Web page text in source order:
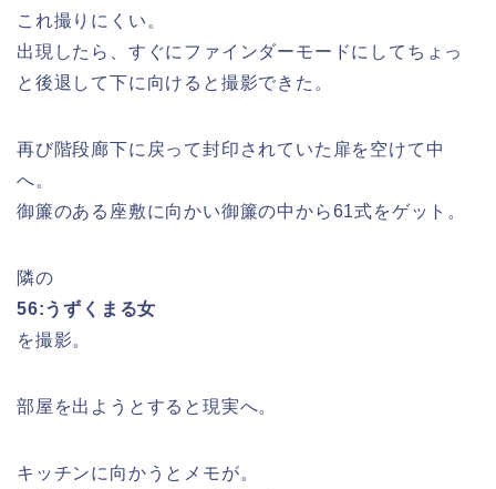
これ撮りにくい。
出現したら、すぐにファインダーモードにしてちょっ
と後退して下に向けると撮影できた。
再び階段廊下に戻って封印されていた扉を空けて中
へ。
御簾のある座敷に向かい御簾の中から61式をゲット。
隣の
56:うずくまる女
を撮影。
部屋を出ようとすると現実へ。
キッチンに向かうとメモが。